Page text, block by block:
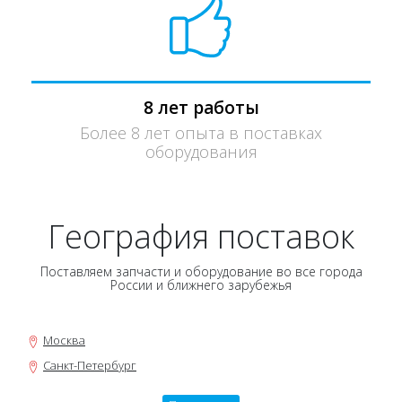
8 лет работы
Более 8 лет опыта в поставках
оборудования
География поставок
Поставляем запчасти и оборудование во все города
России и ближнего зарубежья
Москва
Санкт-Петербург